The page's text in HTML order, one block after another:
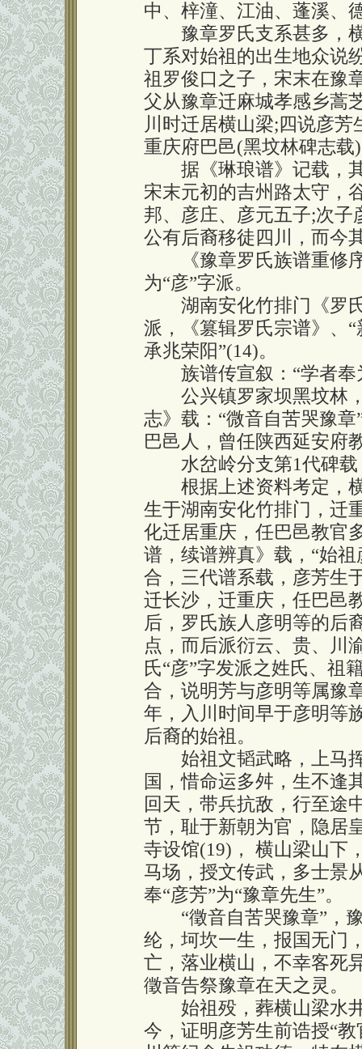
中、梓潼、江油、蓬溪、
豫章罗氏支系甚多，横
丁系对始祖的出生地众说
祖罗俊口之子，宋末在豫
父从豫章迁麻城孝感乡蒿
川时迁居横山梁;四说彦
重庆府巴邑(黑坟林碑志载
据《琳琅谱》记载，其
宋末元初的吉州路太守，
邦、彦庄、彦元五子;次子
公有后裔移徒四川，而今
《豫章罗氏族谱重修序
为“彦”字派。
湖南安化竹排门《罗氏
派，《篡辑罗氏宗谱》、
承兆荣阳”(14)。
族谱传宣叙：“学者奉
公兴镇罗家坝黑坟林，
志》载：“微音自苦哭豫
巴邑人，曾任陕西延安府
水岔岭分支第1代碑载
根据上述资料考定，横
生于湖南安化竹排门，迁
化迁居重庆，任巴邑教官
谱，续谱辨真》载，“始
合，三代谱系载，彦芳生
迁长沙，迁重庆，任巴邑
后，罗氏族人彦明等的后
点，而后派衍云、贵、川
氏“彦”字发派之姓氏、祖
合，说明芳与彦明等属豫
年，入川时间早于彦明等
后裔的始祖。
始祖文韬武略，上马挥
国，惜命运多舛，生不逢
回天，带兵抗敌，行至途
节，耻于新朝为官，隐居
寺设馆(19)， 横山梁山下
马场，授文传武，多士景
奉“彦芳”为“豫章先生”。
“徵音自苦哭豫章”，豫
纶，坷坎一生，报国无门
亡，落业横山，不幸客死
徵音告祭豫章在天之灵。
始祖殁，葬横山梁水井
今，证明彦芳生前诰授“